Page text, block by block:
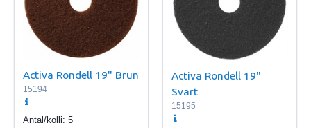
Activa Rondell 19" Brun
15194
Antal/kolli: 5
Activa Rondell 19"
Svart
15195